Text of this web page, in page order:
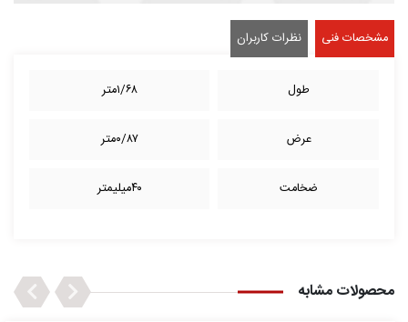
مشخصات فنی نظرات کاربران
طول ۱/۶۸متر
عرض ۰/۸۷متر
ضخامت ۴۰میلیمتر
محصولات مشابه Previous
Next